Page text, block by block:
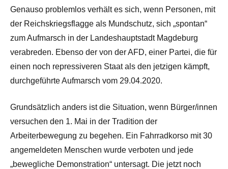
Genauso problemlos verhält es sich, wenn Personen, mit
der Reichskriegsflagge als Mundschutz, sich „spontan“
zum Aufmarsch in der Landeshauptstadt Magdeburg
verabreden. Ebenso der von der AFD, einer Partei, die für
einen noch repressiveren Staat als den jetzigen kämpft,
durchgeführte Aufmarsch vom 29.04.2020.
Grundsätzlich anders ist die Situation, wenn Bürger/innen
versuchen den 1. Mai in der Tradition der
Arbeiterbewegung zu begehen. Ein Fahrradkorso mit 30
angemeldeten Menschen wurde verboten und jede
„bewegliche Demonstration“ untersagt. Die jetzt noch